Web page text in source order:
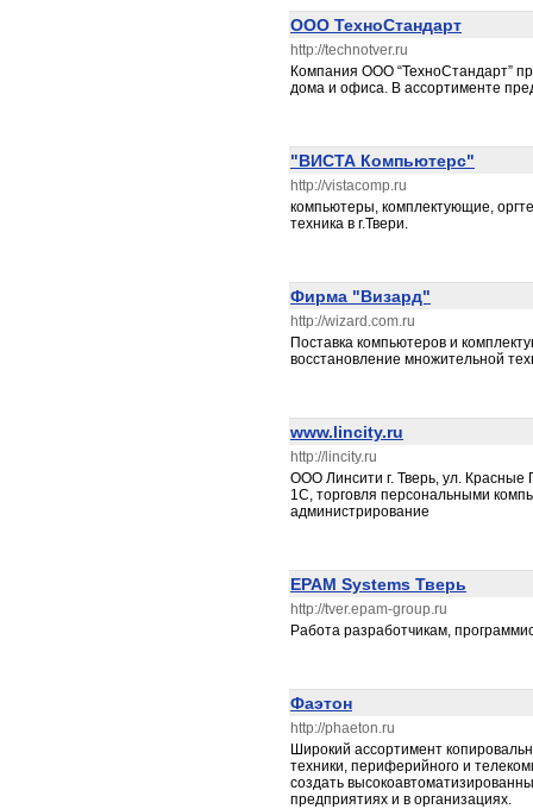
ООО ТехноСтандарт
http://technotver.ru
Компания ООО “ТехноСтандарт”
дома и офиса. В ассортименте
"ВИСТА Компьютерс"
http://vistacomp.ru
компьютеры, комплектующие,
техника в г.Твери.
Фирма "Визард"
http://wizard.com.ru
Поставка компьютеров и
восстановление множительной
www.lincity.ru
http://lincity.ru
ООО Линсити г. Тверь, ул. Красные
1С, торговля персональными
администрирование
EPAM Systems Тверь
http://tver.epam-group.ru
Работа разработчикам,
Фаэтон
http://phaeton.ru
Широкий ассортимент
техники, периферийного и
создать
предприятиях и в организациях.